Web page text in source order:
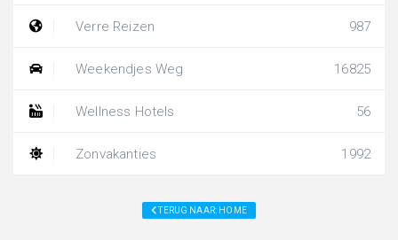
Verre Reizen 987
Weekendjes Weg 16825
Wellness Hotels 56
Zonvakanties 1992
TERUG NAAR: HOME